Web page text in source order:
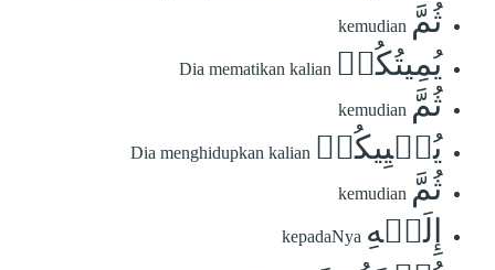
ثُمَّ kemudian
يُمِيتُكُمۡ Dia mematikan kalian
ثُمَّ kemudian
يُحۡيِيكُمۡ Dia menghidupkan kalian
ثُمَّ kemudian
إِلَيۡهِ kepadaNya